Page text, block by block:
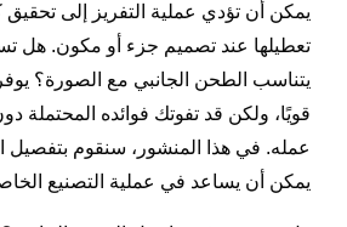
يمكن أن تؤدي عملية التفريز إلى تحقيق
تعطيلها عند تصميم جزء أو مكون. هل
يتناسب الطحن الجانبي مع الصورة؟ يوفر
قويًا، ولكن قد تفوتك فوائده المحتملة
عمله. في هذا المنشور، سنقوم بتفصيل
يمكن أن يساعد في عملية التصنيع